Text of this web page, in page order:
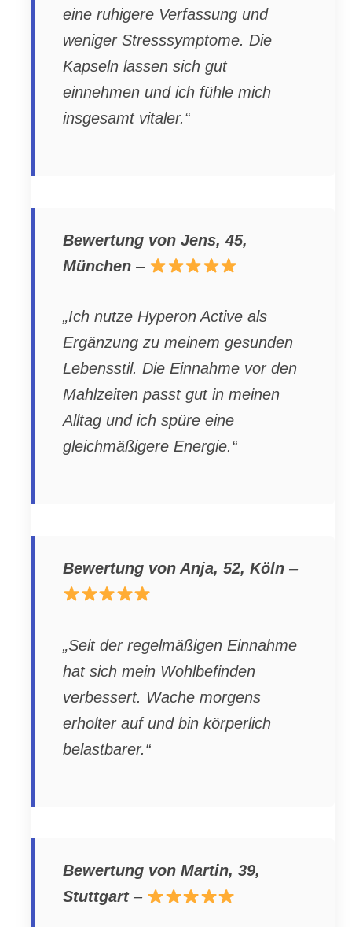
eine ruhigere Verfassung und
weniger Stresssymptome. Die
Kapseln lassen sich gut
einnehmen und ich fühle mich
insgesamt vitaler.“
Bewertung von Jens, 45,
München –
„Ich nutze Hyperon Active als
Ergänzung zu meinem gesunden
Lebensstil. Die Einnahme vor den
Mahlzeiten passt gut in meinen
Alltag und ich spüre eine
gleichmäßigere Energie.“
Bewertung von Anja, 52, Köln –
„Seit der regelmäßigen Einnahme
hat sich mein Wohlbefinden
verbessert. Wache morgens
erholter auf und bin körperlich
belastbarer.“
Bewertung von Martin, 39,
Stuttgart–